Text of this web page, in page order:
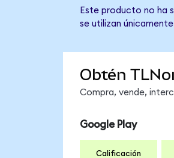
Este producto no ha
se utilizan
Obtén
Compra, vende,
Google Play
Calificación